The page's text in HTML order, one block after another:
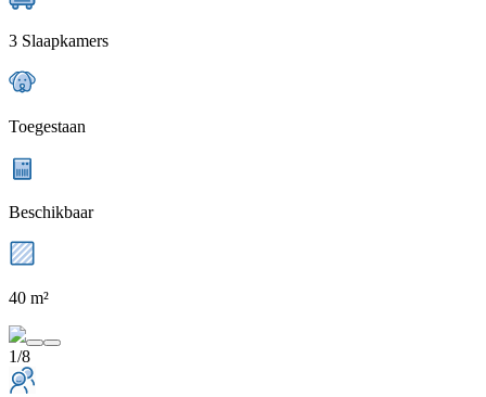
3 Slaapkamers
Toegestaan
Beschikbaar
40 m²
1/8